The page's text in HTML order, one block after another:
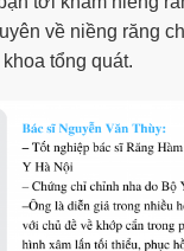
về niềng răng
tổng quát.